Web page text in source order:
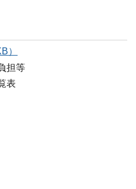
）
担等
表